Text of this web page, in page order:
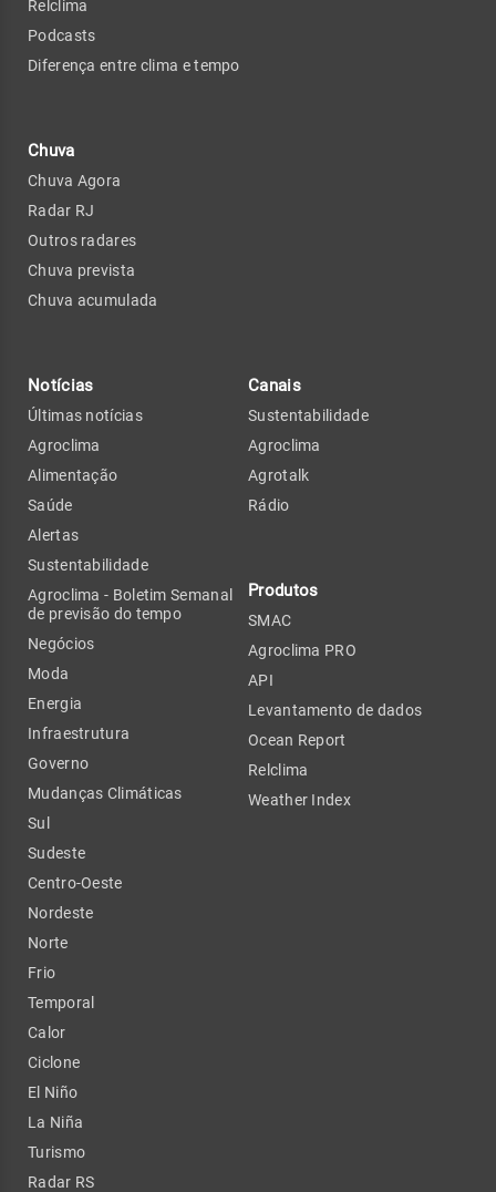
Relclima
Podcasts
Diferença entre clima e tempo
Chuva
Chuva Agora
Radar RJ
Outros radares
Chuva prevista
Chuva acumulada
Notícias
Últimas notícias
Agroclima
Alimentação
Saúde
Alertas
Sustentabilidade
Agroclima - Boletim Semanal
de previsão do tempo
Negócios
Moda
Energia
Infraestrutura
Governo
Mudanças Climáticas
Sul
Sudeste
Centro-Oeste
Nordeste
Norte
Frio
Temporal
Calor
Ciclone
El Niño
La Niña
Turismo
Radar RS
Canais
Sustentabilidade
Agroclima
Agrotalk
Rádio
Produtos
SMAC
Agroclima PRO
API
Levantamento de dados
Ocean Report
Relclima
Weather Index